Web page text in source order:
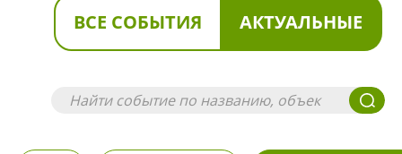
ВСЕ СОБЫТИЯ АКТУАЛЬНЫЕ